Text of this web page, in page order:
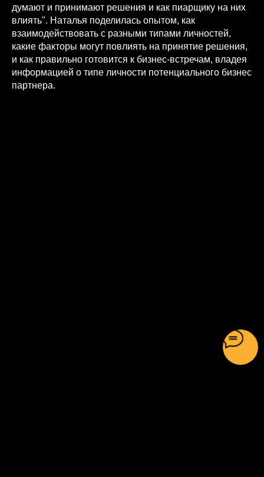
думают и принимают решения и как пиарщику на них
влиять". Наталья поделилась опытом, как
взаимодействовать с разными типами личностей,
какие факторы могут повлиять на принятие решения,
и как правильно готовится к бизнес-встречам, владея
информацией о типе личности потенциального бизнес
партнера.